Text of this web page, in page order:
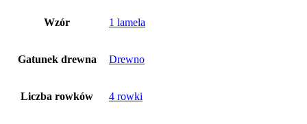
Wzór 1 lamela
Gatunek drewna Drewno
Liczba rowków 4 rowki